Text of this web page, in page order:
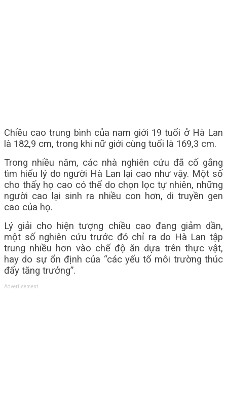
Chiều cao trung bình của nam giới 19 tuổi ở Hà Lan
là 182,9 cm, trong khi nữ giới cùng tuổi là 169,3 cm.
Trong nhiều năm, các nhà nghiên cứu đã cố gắng
tìm hiểu lý do người Hà Lan lại cao như vậy. Một số
cho thấy họ cao có thể do chọn lọc tự nhiên, những
người cao lại sinh ra nhiều con hơn, di truyền gen
cao của họ.
Lý giải cho hiện tượng chiều cao đang giảm dần,
một số nghiên cứu trước đó chỉ ra do Hà Lan tập
trung nhiều hơn vào chế độ ăn dựa trên thực vật,
hay do sự ổn định của “các yếu tố môi trường thúc
đẩy tăng trưởng”.
Advertisement